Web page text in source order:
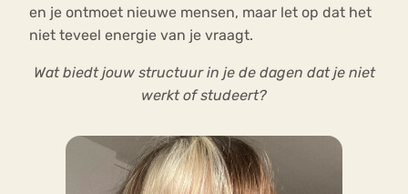
en je ontmoet nieuwe mensen, maar let op dat het
niet teveel energie van je vraagt.
Wat biedt jouw structuur in je de dagen dat je niet
werkt of studeert?